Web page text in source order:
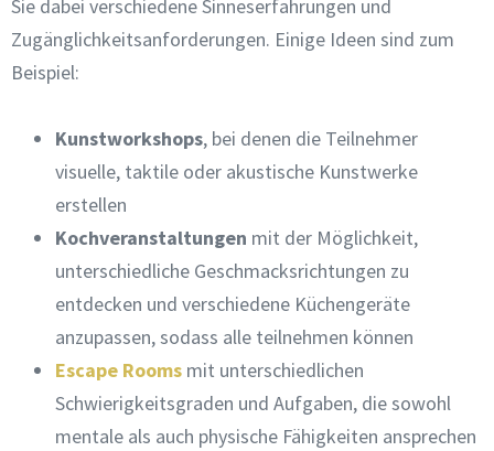
Sie dabei verschiedene Sinneserfahrungen und
Zugänglichkeitsanforderungen. Einige Ideen sind zum
Beispiel:
Kunstworkshops, bei denen die Teilnehmer
visuelle, taktile oder akustische Kunstwerke
erstellen
Kochveranstaltungen mit der Möglichkeit,
unterschiedliche Geschmacksrichtungen zu
entdecken und verschiedene Küchengeräte
anzupassen, sodass alle teilnehmen können
Escape Rooms mit unterschiedlichen
Schwierigkeitsgraden und Aufgaben, die sowohl
mentale als auch physische Fähigkeiten ansprechen